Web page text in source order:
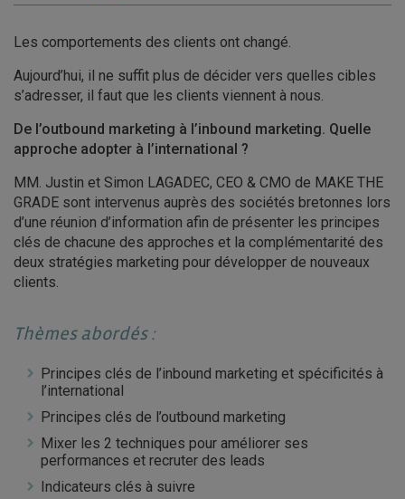
Les comportements des clients ont changé.
Aujourd’hui, il ne suffit plus de décider vers quelles cibles
s’adresser, il faut que les clients viennent à nous.
De l’outbound marketing à l’inbound marketing. Quelle
approche adopter à l’international ?
MM. Justin et Simon LAGADEC, CEO & CMO de MAKE THE
GRADE sont intervenus auprès des sociétés bretonnes lors
d’une réunion d’information afin de présenter les principes
clés de chacune des approches et la complémentarité des
deux stratégies marketing pour développer de nouveaux
clients.
Thèmes abordés :
Principes clés de l’inbound marketing et spécificités à
l’international
Principes clés de l’outbound marketing
Mixer les 2 techniques pour améliorer ses
performances et recruter des leads
Indicateurs clés à suivre